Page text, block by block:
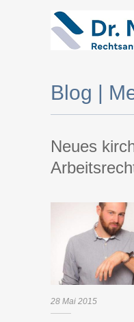
Blog |
Neues
28 Mai 2015